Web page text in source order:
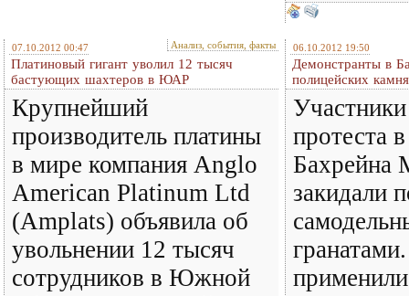
07.10.2012 00:47 Анализ, события, факты
Платиновый гигант уволил 12 тысяч
бастующих шахтеров в ЮАР
Крупнейший
производитель платины
в мире компания Anglo
American Platinum Ltd
(Amplats) объявила об
увольнении 12 тысяч
сотрудников в Южной
06.10.2012 19:50
Демонстранты в
полицейских
протеста
Бахрейна
закидали